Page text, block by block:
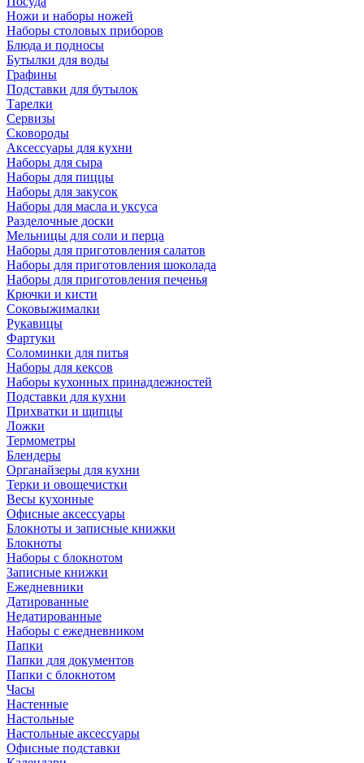
Ножи и наборы ножей
Наборы столовых приборов
Блюда и подносы
Бутылки для воды
Графины
Подставки для бутылок
Тарелки
Сервизы
Сковороды
Аксессуары для кухни
Наборы для сыра
Наборы для пиццы
Наборы для закусок
Наборы для масла и уксуса
Разделочные доски
Мельницы для соли и перца
Наборы для приготовления салатов
Наборы для приготовления шоколада
Наборы для приготовления печенья
Крючки и кисти
Соковыжималки
Рукавицы
Фартуки
Соломинки для питья
Наборы для кексов
Наборы кухонных принадлежностей
Подставки для кухни
Прихватки и щипцы
Ложки
Термометры
Блендеры
Органайзеры для кухни
Терки и овощечистки
Весы кухонные
Офисные аксессуары
Блокноты и записные книжки
Блокноты
Наборы с блокнотом
Записные книжки
Ежедневники
Датированные
Недатированные
Наборы с ежедневником
Папки
Папки для документов
Папки с блокнотом
Часы
Настенные
Настольные
Настольные аксессуары
Офисные подставки